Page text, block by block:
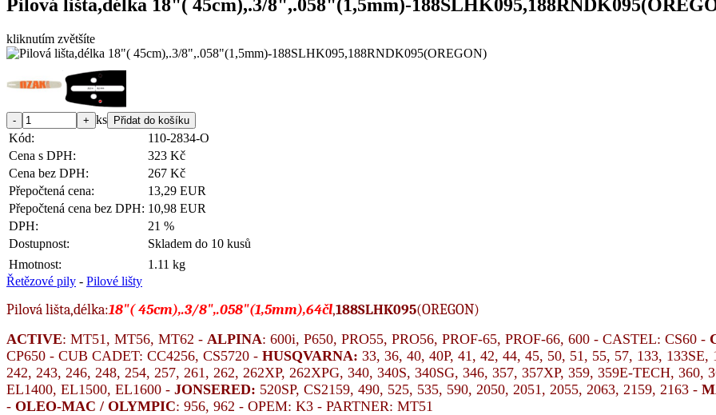
Pilová lišta,délka 18"( 45cm),.3/8",.058"(1,5mm)-
kliknutím zvětšíte
ks
Kód:
110-2834-O
Cena s DPH:
323 Kč
Cena bez DPH:
267 Kč
Přepočtená cena:
13,29 EUR
Přepočtená cena bez DPH: 10,98 EUR
DPH:
21 %
Dostupnost:
Skladem do 10 kusů
Hmotnost:
1.11 kg
Řetězové pily - Pilové lišty
Pilová lišta,délka:18"( 45cm),.3/8",.058"(1,5mm),64čl,188SLHK095(OREGON)
ACTIVE: MT51, MT56, MT62 - ALPINA: 600i, P650, PRO55, PRO56, PROF-65, PROF-66, 600 - CASTEL: CS60 -
CP650 - CUB CADET: CC4256, CS5720 - HUSQVARNA: 33, 36, 40, 40P, 41, 42, 44, 45, 50, 51, 55, 57, 133,
242, 243, 246, 248, 254, 257, 261, 262, 262XP, 262XPG, 340, 340S, 340SG, 346, 357, 357XP, 359, 359E-TECH, 360,
EL1400, EL1500, EL1600 - JONSERED: 520SP, CS2159, 490, 525, 535, 590, 2050, 2051, 2055, 2063, 2159, 2163 -
- OLEO-MAC / OLYMPIC: 956, 962 - OPEM: K3 - PARTNER: MT51